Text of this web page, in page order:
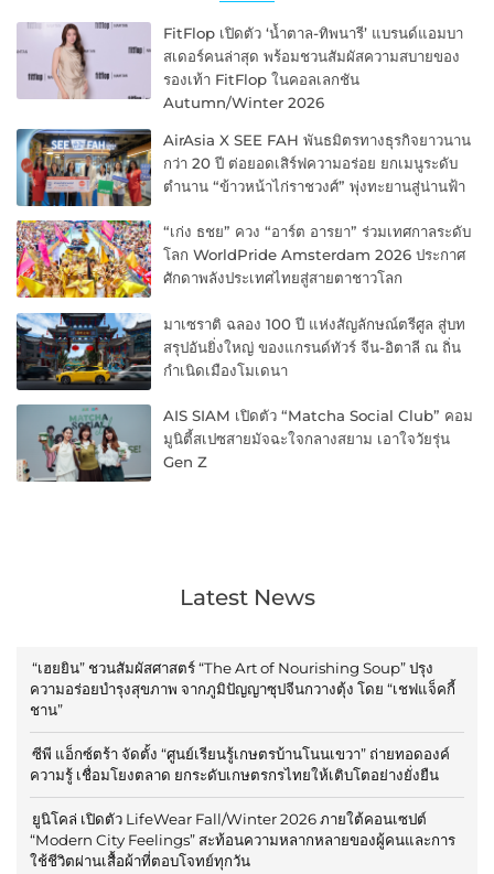
FitFlop เปิดตัว ‘น้ำตาล-ทิพนารี’ แบรนด์แอมบา
สเดอร์คนล่าสุด พร้อมชวนสัมผัสความสบายของ
รองเท้า FitFlop ในคอลเลกชัน
Autumn/Winter 2026
AirAsia X SEE FAH พันธมิตรทางธุรกิจยาวนาน
กว่า 20 ปี ต่อยอดเสิร์ฟความอร่อย ยกเมนูระดับ
ตำนาน “ข้าวหน้าไก่ราชวงศ์” พุ่งทะยานสู่น่านฟ้า
“เก่ง ธชย” ควง “อาร์ต อารยา” ร่วมเทศกาลระดับ
โลก WorldPride Amsterdam 2026 ประกาศ
ศักดาพลังประเทศไทยสู่สายตาชาวโลก
มาเซราติ ฉลอง 100 ปี แห่งสัญลักษณ์ตรีศูล สู่บท
สรุปอันยิ่งใหญ่ ของแกรนด์ทัวร์ จีน-อิตาลี ณ ถิ่น
กำเนิดเมืองโมเดนา
AIS SIAM เปิดตัว “Matcha Social Club” คอม
มูนิตี้สเปซสายมัจฉะใจกลางสยาม เอาใจวัยรุ่น
Gen Z
Latest News
“เฮยยิน” ชวนสัมผัสศาสตร์ “The Art of Nourishing Soup” ปรุง
ความอร่อยบำรุงสุขภาพ จากภูมิปัญญาซุปจีนกวางตุ้ง โดย “เชฟแจ็คกี้
ชาน”
ซีพี แอ็กซ์ตร้า จัดตั้ง “ศูนย์เรียนรู้เกษตรบ้านโนนเขวา” ถ่ายทอดองค์
ความรู้ เชื่อมโยงตลาด ยกระดับเกษตรกรไทยให้เติบโตอย่างยั่งยืน
ยูนิโคล่ เปิดตัว LifeWear Fall/Winter 2026 ภายใต้คอนเซปต์
“Modern City Feelings” สะท้อนความหลากหลายของผู้คนและการ
ใช้ชีวิตผ่านเสื้อผ้าที่ตอบโจทย์ทุกวัน